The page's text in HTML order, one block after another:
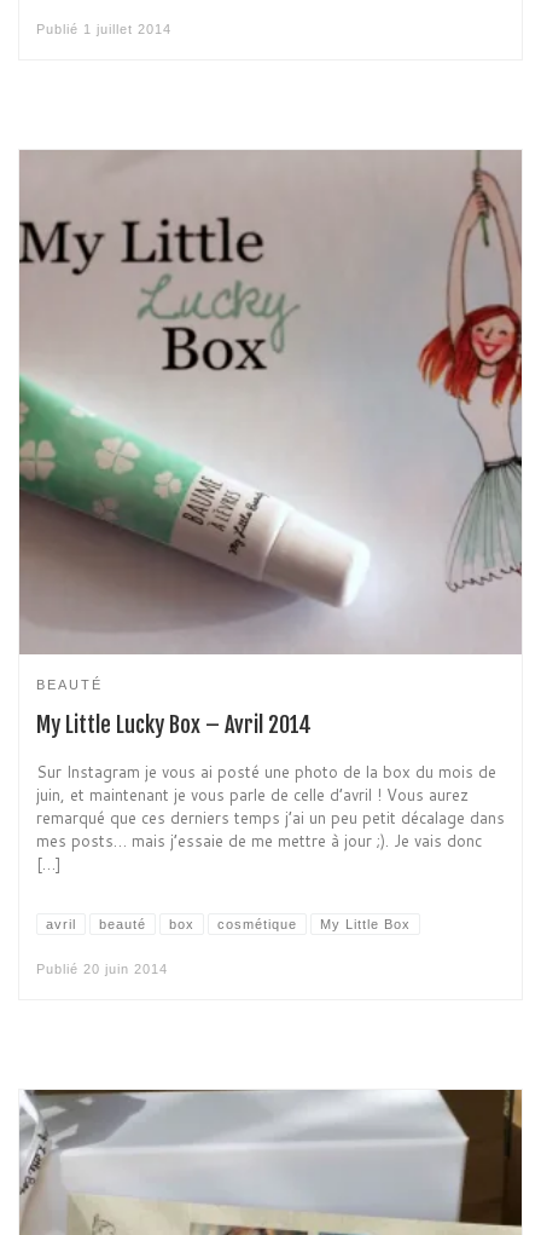
Publié 1 juillet 2014
BEAUTÉ
My Little Lucky Box – Avril 2014
Sur Instagram je vous ai posté une photo de la box du mois de
juin, et maintenant je vous parle de celle d’avril ! Vous aurez
remarqué que ces derniers temps j’ai un peu petit décalage dans
mes posts… mais j’essaie de me mettre à jour ;). Je vais donc
[…]
avril beauté box cosmétique My Little Box
Publié 20 juin 2014